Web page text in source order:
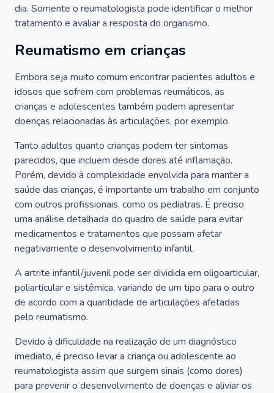
dia. Somente o reumatologista pode identificar o melhor
tratamento e avaliar a resposta do organismo.
Reumatismo em crianças
Embora seja muito comum encontrar pacientes adultos e
idosos que sofrem com problemas reumáticos, as
crianças e adolescentes também podem apresentar
doenças relacionadas às articulações, por exemplo.
Tanto adultos quanto crianças podem ter sintomas
parecidos, que incluem desde dores até inflamação.
Porém, devido à complexidade envolvida para manter a
saúde das crianças, é importante um trabalho em conjunto
com outros profissionais, como os pediatras. É preciso
uma análise detalhada do quadro de saúde para evitar
medicamentos e tratamentos que possam afetar
negativamente o desenvolvimento infantil.
A artrite infantil/juvenil pode ser dividida em oligoarticular,
poliarticular e sistêmica, variando de um tipo para o outro
de acordo com a quantidade de articulações afetadas
pelo reumatismo.
Devido à dificuldade na realização de um diagnóstico
imediato, é preciso levar a criança ou adolescente ao
reumatologista assim que surgem sinais (como dores)
para prevenir o desenvolvimento de doenças e aliviar os